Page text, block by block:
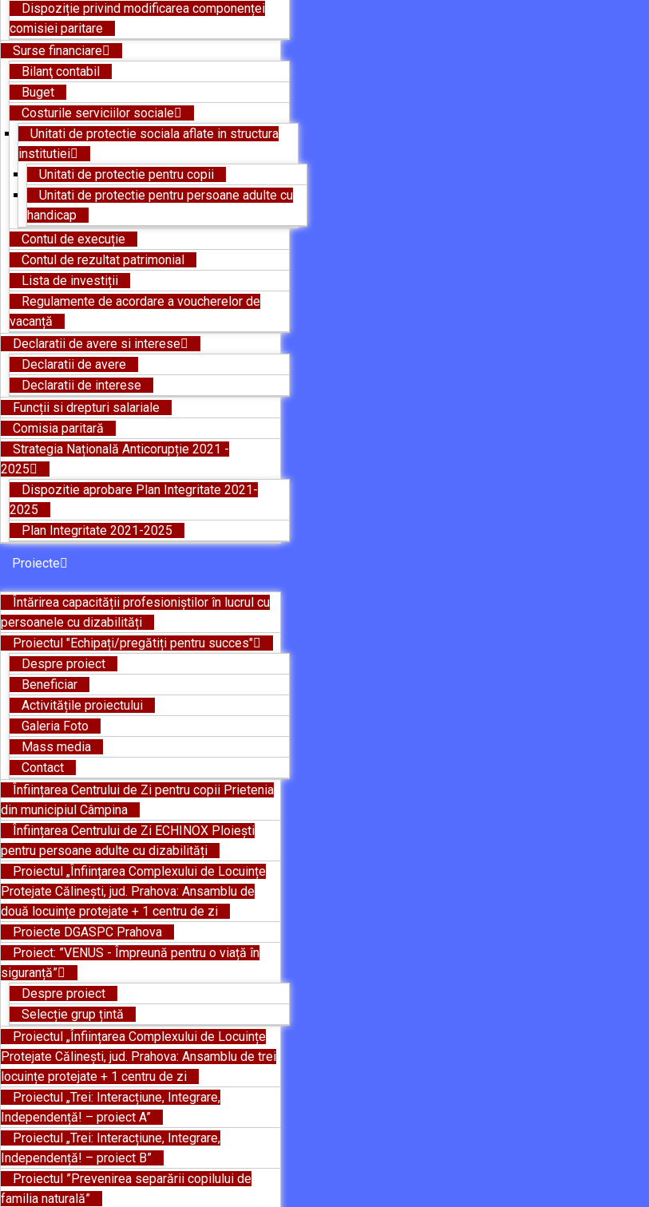
Dispoziție privind modificarea componenței
comisiei paritare
Surse financiare
Bilanţ contabil
Buget
Costurile serviciilor sociale
Unitati de protectie sociala aflate in structura
institutiei
Unitati de protectie pentru copii
Unitati de protectie pentru persoane adulte cu
handicap
Contul de execuție
Contul de rezultat patrimonial
Lista de investiții
Regulamente de acordare a voucherelor de
vacanță
Declaratii de avere si interese
Declaratii de avere
Declaratii de interese
Funcții si drepturi salariale
Comisia paritară
Strategia Națională Anticorupție 2021 -
2025
Dispozitie aprobare Plan Integritate 2021-
2025
Plan Integritate 2021-2025
Proiecte
Întărirea capacității profesioniștilor în lucrul cu
persoanele cu dizabilități
Proiectul "Echipați/pregătiți pentru succes"
Despre proiect
Beneficiar
Activitățile proiectului
Galeria Foto
Mass media
Contact
Înființarea Centrului de Zi pentru copii Prietenia
din municipiul Câmpina
Înființarea Centrului de Zi ECHINOX Ploiești
pentru persoane adulte cu dizabilități
Proiectul „Înființarea Complexului de Locuințe
Protejate Călinești, jud. Prahova: Ansamblu de
două locuințe protejate + 1 centru de zi
Proiecte DGASPC Prahova
Proiect: ”VENUS - Împreună pentru o viață în
siguranță”
Despre proiect
Selecție grup țintă
Proiectul „Înființarea Complexului de Locuințe
Protejate Călinești, jud. Prahova: Ansamblu de trei
locuințe protejate + 1 centru de zi
Proiectul „Trei: Interacțiune, Integrare,
Independență! – proiect A”
Proiectul „Trei: Interacțiune, Integrare,
Independență! – proiect B”
Proiectul ”Prevenirea separării copilului de
familia naturală”